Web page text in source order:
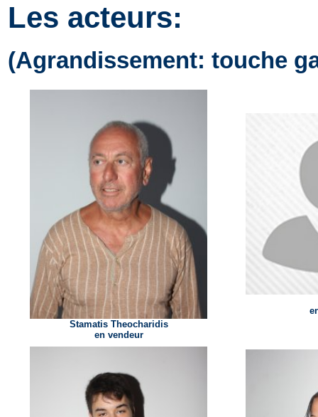
Les acteurs:
(Agrandissement: touche
Stamatis Theocharidis
en vendeur